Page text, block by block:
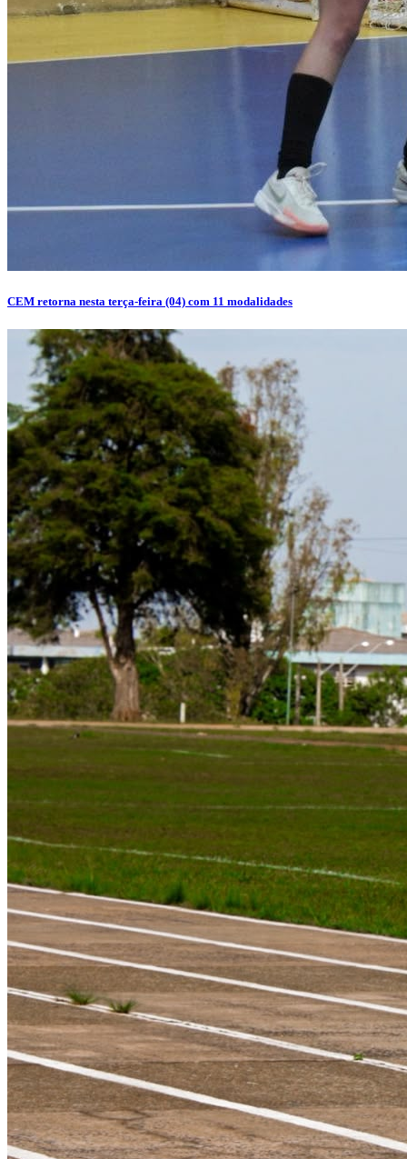
CEM retorna nesta terça-feira (04) com 11 modalidades